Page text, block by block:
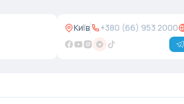
Київ +380 (66) 953 2000